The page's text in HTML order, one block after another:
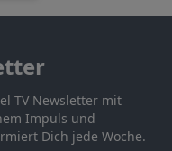
TV Newsletter mit
Impuls und
Dich jede Woche.